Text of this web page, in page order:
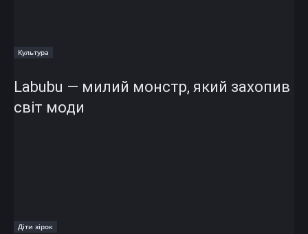
Культура
Labubu — милий монстр, який захопив
світ моди
Діти зірок